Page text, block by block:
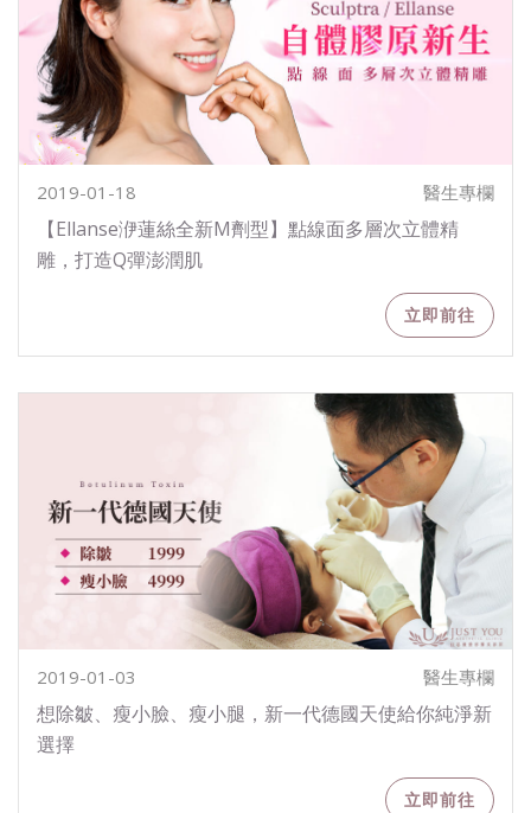
2019-01-18 醫生專欄
【Ellanse洢蓮絲全新M劑型】點線面多層次立體精
雕，打造Q彈澎潤肌
立即前往
2019-01-03 醫生專欄
想除皺、瘦小臉、瘦小腿，新一代德國天使給你純淨新
選擇
立即前往